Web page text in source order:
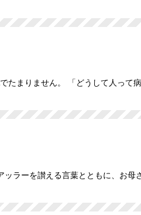
たまりません。 「どうして人っ
ラーを讃える言葉とともに、お